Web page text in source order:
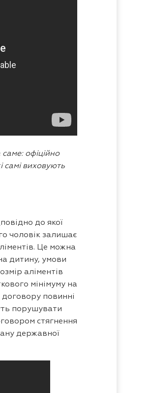
офіційно
самі виховують
до якої
чоловік залишає
Це можна
дитину, умови
аліментів
мінімуму на
повинні
порушувати
стягнення
державної